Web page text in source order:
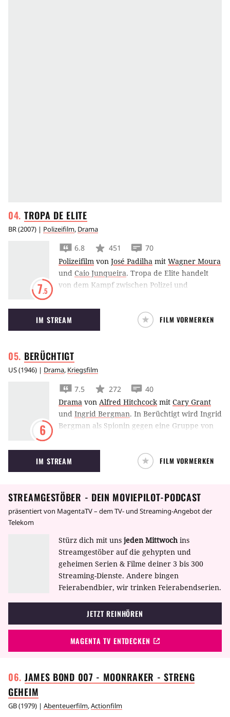
TROPA DE ELITE
BR(2007) | Polizeifilm, Drama
7.5
6.8 451
70
Polizeifilm von José Padilha mit Wagner Moura
und Caio Junqueira. Tropa de Elite handelt
von dem Kampf zwischen Polizei und
IM STREAM FILM VORMERKEN
BERÜCHTIGT
US(1946) | Drama, Kriegsfilm
6
7.5 272
40
Drama von Alfred Hitchcockmit Cary Grant
und Ingrid Bergman. In Berüchtigt wird Ingrid
Bergman als Spionin gegen eine Gruppe von
abverlangt.
IM STREAM FILM VORMERKEN
STREAMGESTÖBER - DEIN MOVIEPILOT-PODCAST
präsentiert von MagentaTV – dem TV- und Streaming-Angebot der
Telekom
Stürz dich mit uns jeden Mittwoch ins
Streamgestöber auf die gehypten und
geheimen Serien & Filme deiner 3 bis 300
Streaming-Dienste. Andere bingen
Feierabendbier, wir trinken Feierabendserien.
JETZT REINHÖREN
MAGENTA TV ENTDECKEN
JAMES BOND 007 - MOONRAKER - STRENG
GEHEIM
GB(1979) | Abenteuerfilm,Actionfilm